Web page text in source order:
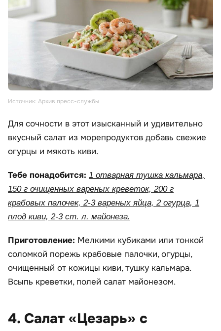
Источник: Архив пресс-службы
Для сочности в этот изысканный и удивительно
вкусный салат из морепродуктов добавь свежие
огурцы и мякоть киви.
Тебе понадобится: 1 отварная тушка кальмара,
150 г очищенных вареных креветок, 200 г
крабовых палочек, 2-3 вареных яйца, 2 огурца, 1
плод киви, 2-3 ст. л. майонеза.
Приготовление: Мелкими кубиками или тонкой
соломкой порежь крабовые палочки, огурцы,
очищенный от кожицы киви, тушку кальмара.
Всыпь креветки, полей салат майонезом.
4. Салат «Цезарь» с